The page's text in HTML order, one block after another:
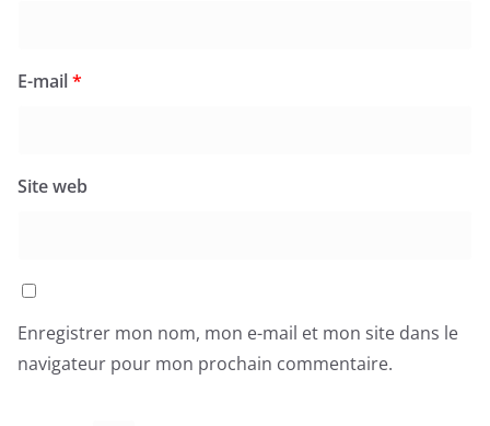
E-mail*
Site web
Enregistrer mon nom, mon e-mail et mon site dans le
navigateur pour mon prochain commentaire.